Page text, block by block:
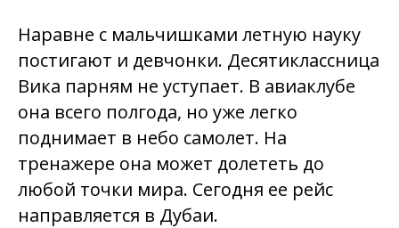
Наравне с мальчишками летную науку
постигают и девчонки. Десятиклассница
Вика парням не уступает. В авиаклубе
она всего полгода, но уже легко
поднимает в небо самолет. На
тренажере она может долететь до
любой точки мира. Сегодня ее рейс
направляется в Дубаи.